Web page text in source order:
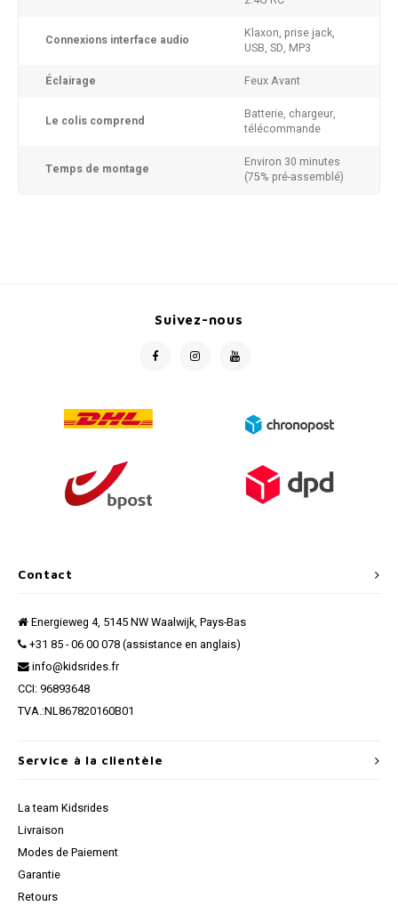
Connexions interface audio
Klaxon, prise jack,
USB, SD, MP3
Éclairage Feux Avant
Le colis comprend
Batterie, chargeur,
télécommande
Temps de montage
Environ 30 minutes
(75% pré-assemblé)
Contact
Energieweg 4, 5145 NW Waalwijk, Pays-Bas
+31 85 - 06 00 078 (assistance en anglais)
info@kidsrides.fr
CCI: 96893648
TVA.:NL867820160B01
Suivez-nous
Service à la clientèle
La team Kidsrides
Livraison
Modes de Paiement
Garantie
Retours